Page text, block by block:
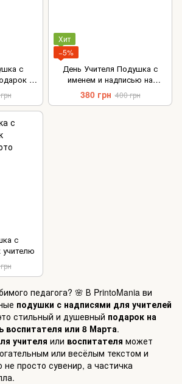
с
на
Хит
−5%
День Учителя Подушка с
именем и надписью на
подарок учителю
380 грн 400 грн
с
педагога? 🌸 В PrintoMania ви
подушки с надписями для учителей
стильный и душевный подарок на
воспитателя или 8 Марта.
учителя или воспитателя может
или весёлым текстом и
просто сувенир, а частичка